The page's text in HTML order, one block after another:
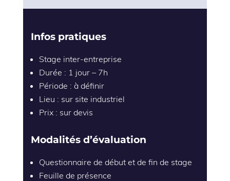
Infos pratiques
Stage inter-entreprise
Durée : 1 jour – 7h
Période : à définir
Lieu : sur site industriel
Prix : sur devis
Modalités d’évaluation
Questionnaire de début et de fin de stage
Feuille de présence